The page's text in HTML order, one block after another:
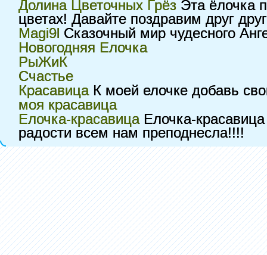
Долина Цветочных Грёз Эта ёлочка
цветах! Давайте поздравим друг
Magi9l Сказочный мир чудесного
Новогодняя Елочка
РыЖиК
Счастье
КрасавицаК моей елочке добавь
моя красавица
Елочка-красавицаЕлочка-
радости всем нам преподнесла!!!!